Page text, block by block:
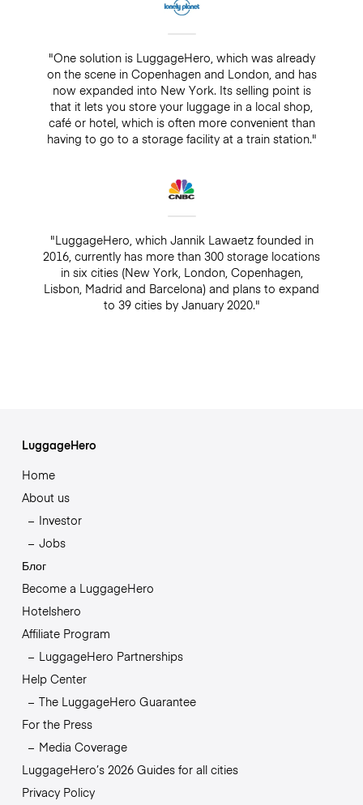
"One solution is LuggageHero, which was already
on the scene in Copenhagen and London, and has
now expanded into New York. Its selling point is
that it lets you store your luggage in a local shop,
café or hotel, which is often more convenient than
having to go to a storage facility at a train station."
"LuggageHero, which Jannik Lawaetz founded in
2016, currently has more than 300 storage locations
in six cities (New York, London, Copenhagen,
Lisbon, Madrid and Barcelona) and plans to expand
to 39 cities by January 2020."
LuggageHero
Home
About us
Investor
Jobs
Блог
Become a LuggageHero
Hotelshero
Affiliate Program
LuggageHero Partnerships
Help Center
The LuggageHero Guarantee
For the Press
Media Coverage
LuggageHero’s 2026 Guides for all cities
Privacy Policy